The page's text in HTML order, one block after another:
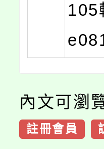
105
內文可瀏
註冊會員